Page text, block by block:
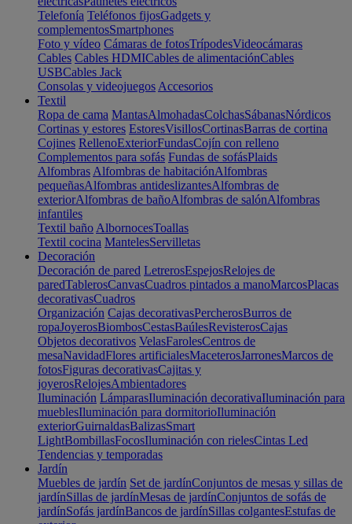
Telefonía Teléfonos fijosGadgets y
complementosSmartphones
Foto y vídeo Cámaras de fotosTrípodesVideocámaras
Cables Cables HDMICables de alimentaciónCables
USBCables Jack
Consolas y videojuegos Accesorios
Textil
Ropa de cama MantasAlmohadasColchasSábanasNórdicos
Cortinas y estores EstoresVisillosCortinasBarras de cortina
Cojines RellenoExteriorFundasCojín con relleno
Complementos para sofás Fundas de sofásPlaids
Alfombras Alfombras de habitaciónAlfombras
pequeñasAlfombras antideslizantesAlfombras de
exteriorAlfombras de bañoAlfombras de salónAlfombras
infantiles
Textil baño AlbornocesToallas
Textil cocina MantelesServilletas
Decoración
Decoración de pared LetrerosEspejosRelojes de
paredTablerosCanvasCuadros pintados a manoMarcosPlacas
decorativasCuadros
Organización Cajas decorativasPercherosBurros de
ropaJoyerosBiombosCestasBaúlesRevisterosCajas
Objetos decorativos VelasFarolesCentros de
mesaNavidadFlores artificialesMaceterosJarronesMarcos de
fotosFiguras decorativasCajitas y
joyerosRelojesAmbientadores
Iluminación LámparasIluminación decorativaIluminación para
mueblesIluminación para dormitorioIluminación
exteriorGuirnaldasBalizasSmart
LightBombillasFocosIluminación con rielesCintas Led
Tendencias y temporadas
Jardín
Muebles de jardín Set de jardínConjuntos de mesas y sillas de
jardínSillas de jardínMesas de jardínConjuntos de sofás de
jardínSofás jardínBancos de jardínSillas colgantesEstufas de